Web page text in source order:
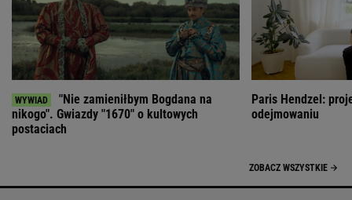
"Nie zamieniłbym Bogdana na
nikogo". Gwiazdy "1670" o kultowych
postaciach
Paris Hendzel:
odejmowaniu
ZOBACZ WSZYSTKIE